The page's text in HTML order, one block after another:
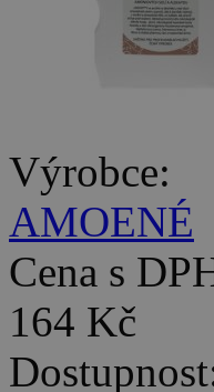
Výrobce:
AMOENÉ
Cena s
164 Kč